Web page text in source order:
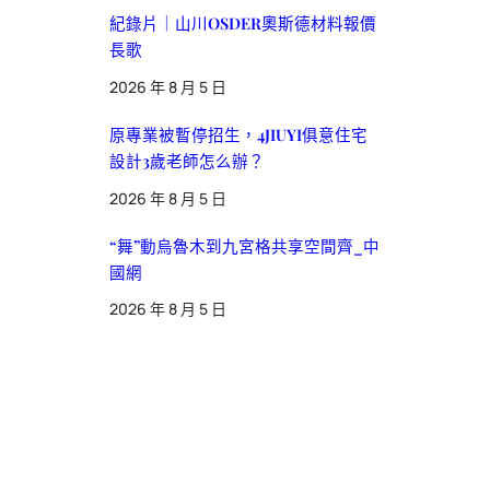
紀錄片｜山川OSDER奧斯德材料報價
長歌
2026 年 8 月 5 日
原專業被暫停招生，4JIUYI俱意住宅
設計3歲老師怎么辦？
2026 年 8 月 5 日
“舞”動烏魯木到九宮格共享空間齊_中
國網
2026 年 8 月 5 日